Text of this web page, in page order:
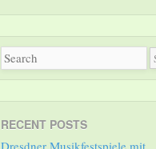
RECENT POSTS
Dresdner Musikfestspiele mit